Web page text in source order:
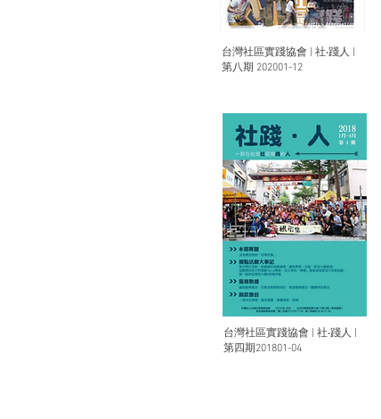
台灣社區實踐協會 | 社‧踐人 |
第八期 202001-12
台灣社區實踐協會 | 社‧踐人 |
第四期201801-04